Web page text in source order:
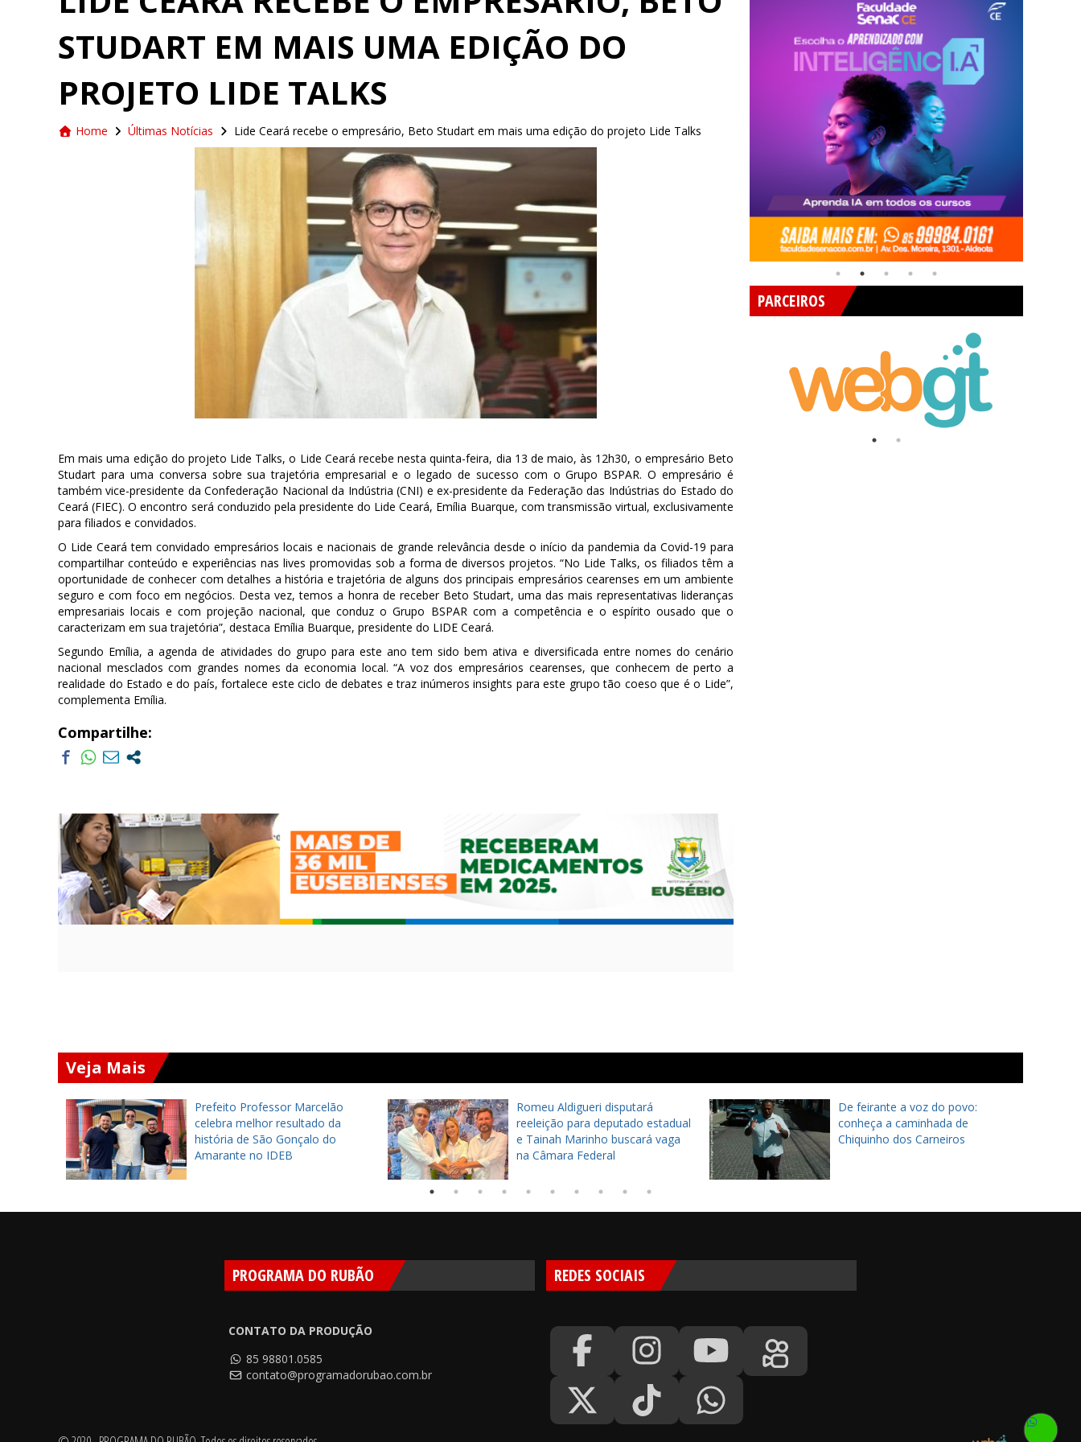
STUDART EM MAIS UMA EDIÇÃO DO
PROJETO LIDE TALKS
Home Últimas Notícias Lide Ceará recebe o empresário, Beto Studart em mais uma edição do projeto Lide Talks
Em mais uma edição do projeto Lide Talks, o Lide Ceará recebe nesta quinta-feira, dia 13 de maio, às 12h30, o empresário Beto
Studart para uma conversa sobre sua trajetória empresarial e o legado de sucesso com o Grupo BSPAR. O empresário é
também vice-presidente da Confederação Nacional da Indústria (CNI) e ex-presidente da Federação das Indústrias do Estado do
Ceará (FIEC). O encontro será conduzido pela presidente do Lide Ceará, Emília Buarque, com transmissão virtual, exclusivamente
para filiados e convidados.
O Lide Ceará tem convidado empresários locais e nacionais de grande relevância desde o início da pandemia da Covid-19 para
compartilhar conteúdo e experiências nas lives promovidas sob a forma de diversos projetos. “No Lide Talks, os filiados têm a
oportunidade de conhecer com detalhes a história e trajetória de alguns dos principais empresários cearenses em um ambiente
seguro e com foco em negócios. Desta vez, temos a honra de receber Beto Studart, uma das mais representativas lideranças
empresariais locais e com projeção nacional, que conduz o Grupo BSPAR com a competência e o espírito ousado que o
caracterizam em sua trajetória”, destaca Emília Buarque, presidente do LIDE Ceará.
Segundo Emília, a agenda de atividades do grupo para este ano tem sido bem ativa e diversificada entre nomes do cenário
nacional mesclados com grandes nomes da economia local. “A voz dos empresários cearenses, que conhecem de perto a
realidade do Estado e do país, fortalece este ciclo de debates e traz inúmeros insights para este grupo tão coeso que é o Lide”,
complementa Emília.
Compartilhe:
PARCEIROS
Veja Mais
Prefeito Professor Marcelão
celebra melhor resultado da
história de São Gonçalo do
Amarante no IDEB
Romeu Aldigueri disputará
reeleição para deputado estadual
e Tainah Marinho buscará vaga
na Câmara Federal
De feirante a voz do povo:
conheça a caminhada de
Chiquinho dos Carneiros
PROGRAMA DO RUBÃO
CONTATO DA PRODUÇÃO
85 98801.0585
contato@programadorubao.com.br
REDES SOCIAIS